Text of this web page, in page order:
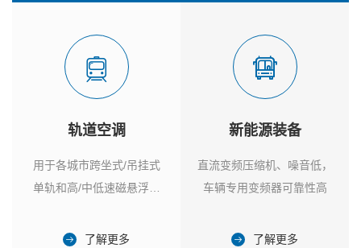
轨道空调
用于各城市跨坐式/吊挂式
单轨和高/中低速磁悬浮列
了解更多
新能源装备
直流变频压缩机、噪音低，
车辆专用变频器可靠性高
了解更多